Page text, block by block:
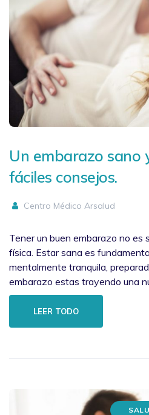
Un embarazo sano
fáciles consejos.
Centro Médico Arsalud
Tener un buen embarazo no es
física. Estar sana es
mentalmente tranquila,
embarazo estas trayendo una
LEER TODO